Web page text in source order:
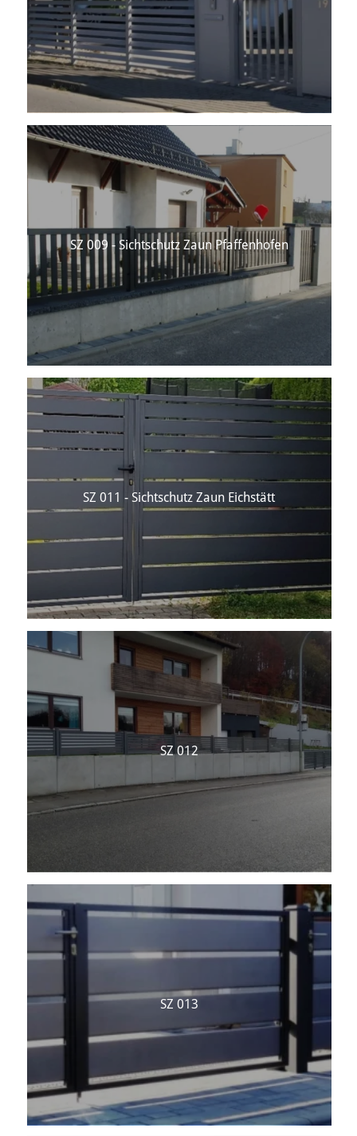
SZ 009 - Sichtschutz Zaun Pfaffenhofen
SZ 011 - Sichtschutz Zaun Eichstätt
SZ 012
SZ 013